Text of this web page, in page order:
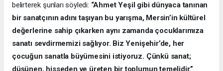
belirterek şunları söyledi: “Ahmet Yeşil gibi dünyaca tanınan
bir sanatçının adını taşıyan bu yarışma, Mersin’in kültürel
değerlerine sahip çıkarken aynı zamanda çocuklarımıza
sanatı sevdirmemizi sağlıyor. Biz Yenişehir’de, her
çocuğun sanatla büyümesini istiyoruz. Çünkü sanat;